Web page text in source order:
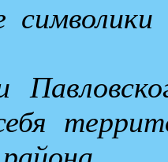
символики